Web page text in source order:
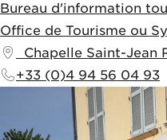
Bureau d'information
Office de Tourisme ou
Chapelle Saint-Jean
+33 (0)4 94 56 04 93